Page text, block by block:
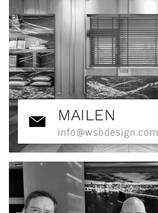
MAILEN
info@wsbdesign.com